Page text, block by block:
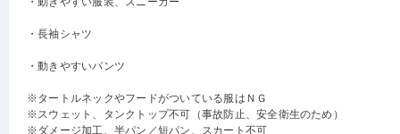
・長袖シャツ
・動きやすいパンツ
※タートルネックやフードがついている服はＮＧ
※スウェット、タンクトップ不可（事故防止、安全衛生のため）
※ダメージ加工、半パン／短パン、スカート不可